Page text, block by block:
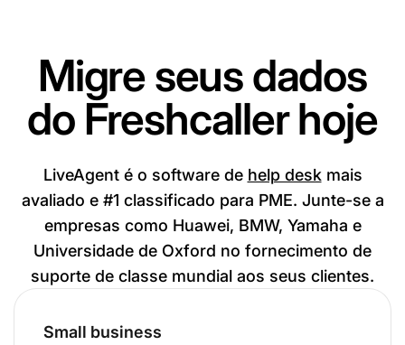
Migre seus dados
do Freshcaller hoje
LiveAgent é o software de help deskmais
avaliado e #1 classificado para PME. Junte-se a
empresas como Huawei, BMW, Yamaha e
Universidade de Oxford no fornecimento de
suporte de classe mundial aos seus clientes.
Small business